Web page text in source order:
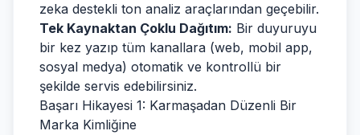
zeka destekli ton analiz araçlarından geçebilir.
Tek Kaynaktan Çoklu Dağıtım: Bir duyuruyu
bir kez yazıp tüm kanallara (web, mobil app,
sosyal medya) otomatik ve kontrollü bir
şekilde servis edebilirsiniz.
Başarı Hikayesi 1: Karmaşadan Düzenli Bir
Marka Kimliğine